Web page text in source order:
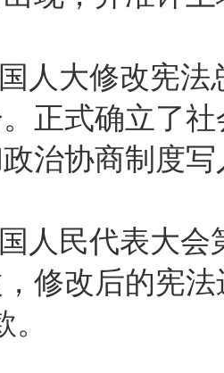
人大修改宪
正式确立了
治协商制度
人民代表大
修改后的宪